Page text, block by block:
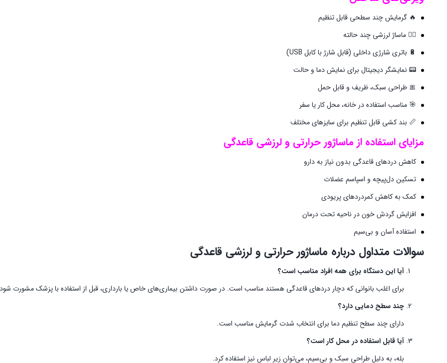
🔥 گرمایش چند سطحی قابل تنظیم
💆‍♀️ ماساژ لرزشی چند حالته
🔋 باتری شارژی داخلی (قابل شارژ با کابل USB)
📟 نمایشگر دیجیتال برای نمایش دما و حالت
🎀 طراحی سبک، ظریف و قابل حمل
🎯 مناسب استفاده در خانه، محل کار یا سفر
📏 بند کشی قابل تنظیم برای سایزهای مختلف
مزایای استفاده از ماساژور حرارتی و لرزشی قاعدگی
کاهش دردهای قاعدگی بدون نیاز به دارو
تسکین دل‌پیچه و اسپاسم عضلات
کمک به کاهش کمردردهای پریودی
افزایش گردش خون در ناحیه تحت درمان
استفاده آسان و بی‌سیم
سوالات متداول درباره ماساژور حرارتی و لرزشی قاعدگی
آیا این دستگاه برای همه افراد مناسب است؟
برای اغلب بانوانی که دچار دردهای قاعدگی هستند مناسب است. در صورت داشتن بیماری‌های خاص یا بارداری، قبل از استفاده با پزشک مشورت
چند سطح دمایی دارد؟
دارای چند سطح تنظیم دما برای انتخاب شدت گرمایش مناسب است.
آیا قابل استفاده در محل کار است؟
بله، به دلیل طراحی سبک و بی‌سیم، می‌توان زیر لباس نیز استفاده کرد.